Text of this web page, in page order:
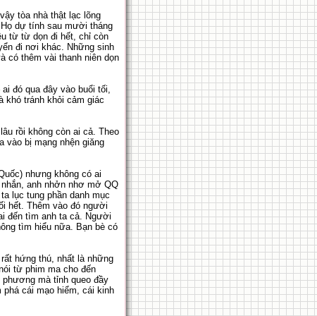
tòa nhà thật lạc lõng
dự tính sau mười tháng
từ từ dọn đi hết, chỉ còn
đi nơi khác. Những sinh
có thêm vài thanh niên dọn
đó qua đây vào buổi tối,
khó tránh khỏi cảm giác
rồi không còn ai cả. Theo
vào bị mạng nhện giăng
nhưng không có ai
anh nhởn nhơ mở QQ
lục tung phần danh mục
hết. Thêm vào đó người
đến tìm anh ta cả. Người
tìm hiểu nữa. Bạn bè có
hứng thú, nhất là những
từ phim ma cho đến
mà tỉnh queo đầy
cái mạo hiểm, cái kinh